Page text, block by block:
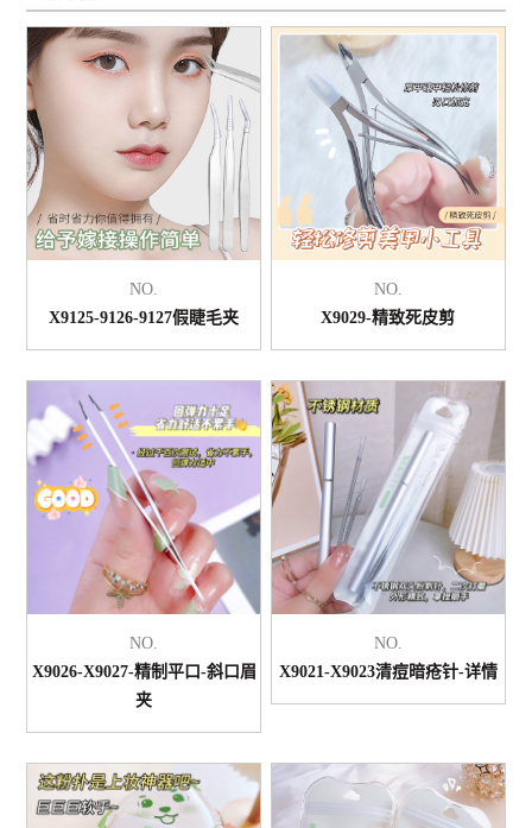
NO.
X9125-9126-9127假睫毛夹
NO.
X9029-精致死皮剪
NO.
X9026-X9027-精制平口-斜口眉
夹
NO.
X9021-X9023清痘暗疮针-详情